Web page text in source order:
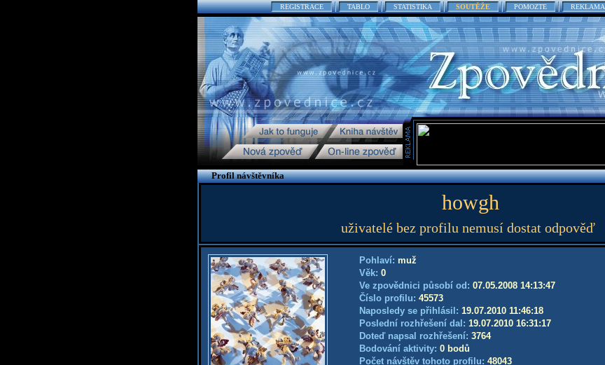
REGISTRACE TABLO STATISTIKA SOUTĚŽE POMOZTE REKLAMA
Profil návštěvníka
howgh
uživatelé bez profilu nemusí dostat odpověď
Pohlaví: muž
Věk: 0
Ve zpovědnici působí od: 07.05.2008 14:13:47
Číslo profilu: 45573
Naposledy se přihlásil: 19.07.2010 11:46:18
Poslední rozhřešení dal: 19.07.2010 16:31:17
Doteď napsal rozhřešení: 3764
Bodování aktivity: 0 bodů
Počet návštěv tohoto profilu: 48043